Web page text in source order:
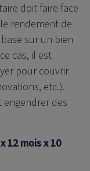
doit faire face
rendement de
sur un bien
cas, il est
pour couvrir
etc.).
engendrer des
12 mois x 10